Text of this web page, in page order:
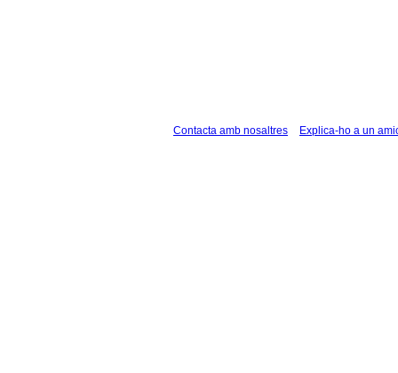
Contacta amb nosaltres Explica-ho a un